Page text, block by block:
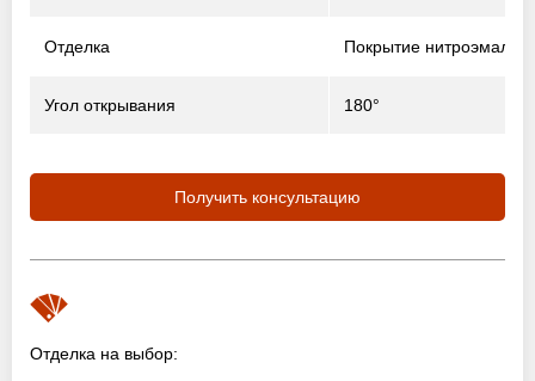
Отделка Покрытие нитроэмалью
Угол открывания 180°
Получить консультацию
Отделка на выбор: